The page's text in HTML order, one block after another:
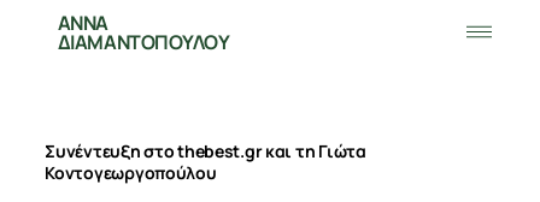
ΑΝΝΑ
ΔΙΑΜΑΝΤΟΠΟΥΛΟΥ
Συνέντευξη στο thebest.gr και τη Γιώτα
Κοντογεωργοπούλου